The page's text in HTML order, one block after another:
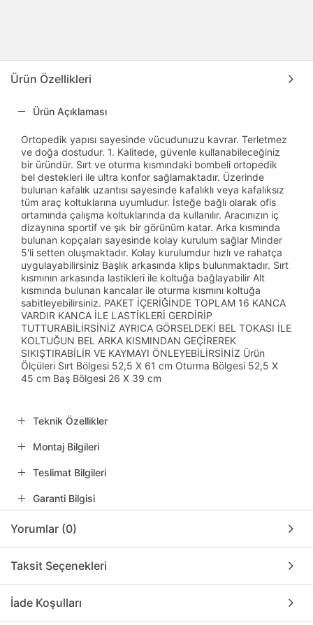
Ürün Özellikleri
Ürün Açıklaması
Ortopedik yapısı sayesinde vücudunuzu kavrar. Terletmez
ve doğa dostudur. 1. Kalitede, güvenle kullanabileceğiniz
bir üründür. Sırt ve oturma kısmındaki bombeli ortopedik
bel destekleri ile ultra konfor sağlamaktadır. Üzerinde
bulunan kafalık uzantısı sayesinde kafalıklı veya kafalıksız
tüm araç koltuklarına uyumludur. İsteğe bağlı olarak ofis
ortamında çalışma koltuklarında da kullanılır. Aracınızın iç
dizaynına sportif ve şık bir görünüm katar. Arka kısmında
bulunan kopçaları sayesinde kolay kurulum sağlar Minder
5'li setten oluşmaktadır. Kolay kurulumdur hızlı ve rahatça
uygulayabilirsiniz Başlık arkasında klips bulunmaktadır. Sırt
kısmının arkasında lastikleri ile koltuğa bağlayabilir Alt
kısmında bulunan kancalar ile oturma kısmını koltuğa
sabitleyebilirsiniz. PAKET İÇERİĞİNDE TOPLAM 16 KANCA
VARDIR KANCA İLE LASTİKLERİ GERDİRİP
TUTTURABİLİRSİNİZ AYRICA GÖRSELDEKİ BEL TOKASI İLE
KOLTUĞUN BEL ARKA KISMINDAN GEÇİREREK
SIKIŞTIRABİLİR VE KAYMAYI ÖNLEYEBİLİRSİNİZ Ürün
Ölçüleri Sırt Bölgesi 52,5 X 61 cm Oturma Bölgesi 52,5 X
45 cm Baş Bölgesi 26 X 39 cm
Teknik Özellikler
Montaj Bilgileri
Teslimat Bilgileri
Garanti Bilgisi
Yorumlar (0)
Taksit Seçenekleri
İade Koşulları